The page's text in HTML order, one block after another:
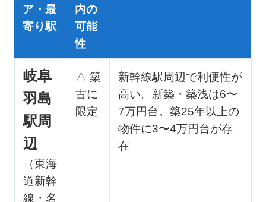
ア・最
寄り駅
内の
可能
性
岐阜
羽島
駅周
辺
（東海
道新幹
線・名
△ 築
古に
限定
新幹線駅周辺で利便性が
高い。新築・築浅は6〜
7万円台。築25年以上の
物件に3〜4万円台が存
在